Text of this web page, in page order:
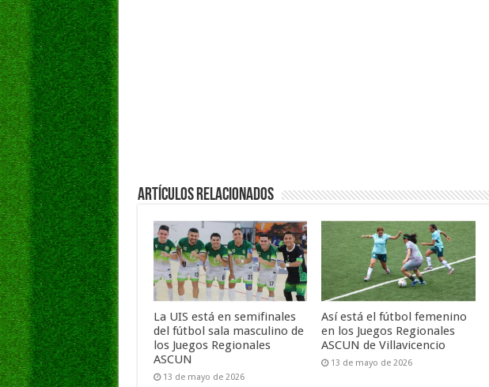
Artículos Relacionados
La UIS está en semifinales
del fútbol sala masculino de
los Juegos Regionales
ASCUN
13 de mayo de 2026
Así está el fútbol femenino
en los Juegos Regionales
ASCUN de Villavicencio
13 de mayo de 2026